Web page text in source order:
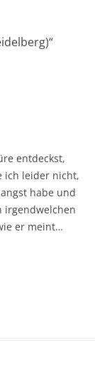
“
entdeckst,
ich leider nicht,
habe und
irgendwelchen
er meint…